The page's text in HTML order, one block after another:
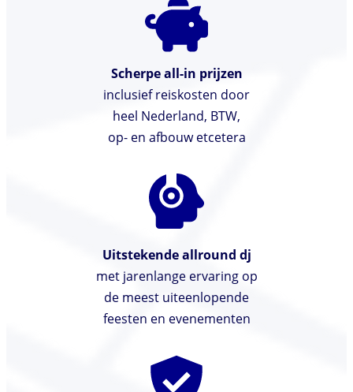
Scherpe all-in prijzen
inclusief reiskosten door
heel Nederland, BTW,
op- en afbouw etcetera
Uitstekende allround dj
met jarenlange ervaring op
de meest uiteenlopende
feesten en evenementen